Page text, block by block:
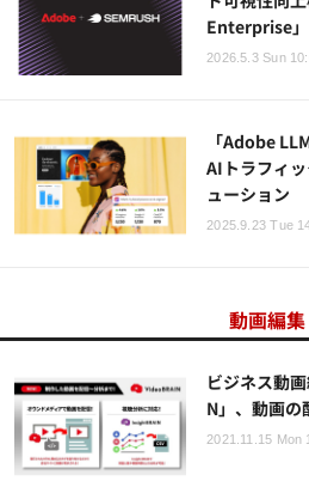
Enterprise
2026.5.3 Sun
「Adobe
AIトラフィ
ューション
2025.9.23 Tue
動画編集
ビジネス動
N」、動画の
2021.11.15 Mon